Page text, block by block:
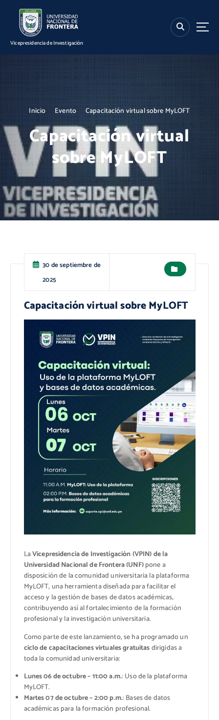
n
Vicepresidencia de Investigación
Inicio Evento Capacitación virtual sobre MyLOFT
Capacitación virtual
sobre MyLOFT
30 de septiembre de
2025
Capacitación virtual sobre MyLOFT
LaVicepresidencia de Investigación (VPIN) de la
Universidad Nacional de Frontera (UNF)pone a
disposición de la comunidad universitaria la plataforma
MyLOFT, una herramienta diseñada para facilitar el
acceso y la gestión de bases de datos académicas,
contribuyendo así al fortalecimiento de la formación
profesional y la investigación universitaria.
Como parte de este lanzamiento, se ha programado un
ciclo de capacitaciones virtuales gratuitasdirigidas a
toda la comunidad universitaria:
Lunes 06 de octubre – 11:00 a.m.: Uso de la plataforma
MyLOFT.
Martes 07 de octubre – 2:00 p.m.: Bases de datos
académicas para la formación profesional.